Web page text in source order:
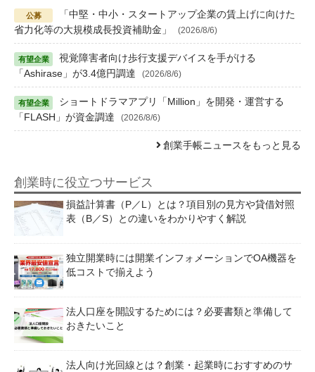
「中堅・中小・スタートアップ企業の賃上げに向けた
省力化等の大規模成長投資補助金」
(2026/8/6)
視覚障害者向け歩行支援デバイスを手がける
「Ashirase」が3.4億円調達
(2026/8/6)
ショートドラマアプリ「Million」を開発・運営する
「FLASH」が資金調達
(2026/8/6)
創業手帳ニュースをもっと見る
創業時に役立つサービス
損益計算書（P／L）とは？項目別の見方や貸借対照
表（B／S）との違いをわかりやすく解説
独立開業時には開業インフォメーションでOA機器を
低コストで揃えよう
法人口座を開設するためには？必要書類と準備して
おきたいこと
法人向け光回線とは？創業・起業時におすすめのサ